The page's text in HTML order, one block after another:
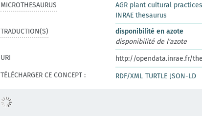
MICROTHESAURUS
AGR plant cultural
INRAE thesaurus
TRADUCTION(S)
disponibilité en azote
disponibilité de l'azote
URI
http://opendata.inrae.fr/
TÉLÉCHARGER CE CONCEPT :
RDF/XML TURTLE JSON-LD